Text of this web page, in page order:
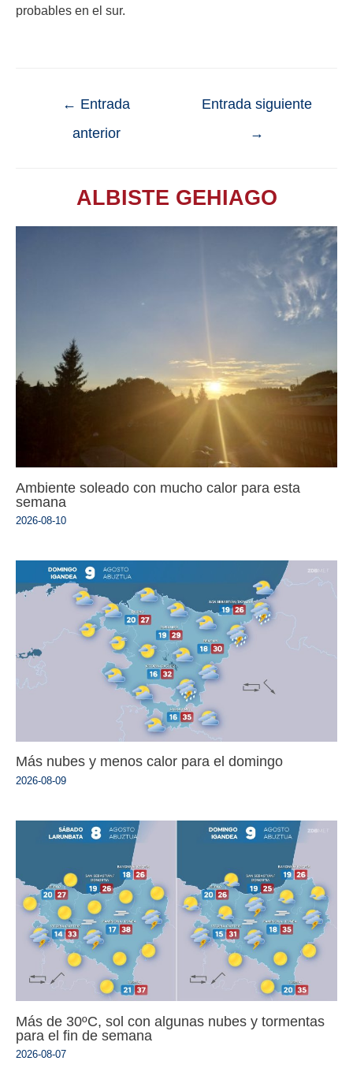
probables en el sur.
← Entrada
anterior
Entrada siguiente
→
ALBISTE GEHIAGO
Ambiente soleado con mucho calor para esta
semana
2026-08-10
Más nubes y menos calor para el domingo
2026-08-09
Más de 30ºC, sol con algunas nubes y tormentas
para el fin de semana
2026-08-07